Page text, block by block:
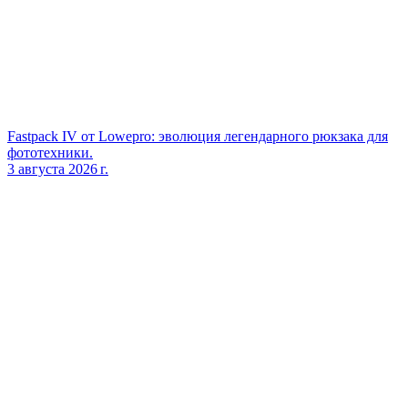
Fastpack IV от Lowepro: эволюция легендарного рюкзака для
фототехники.
3 августа 2026 г.